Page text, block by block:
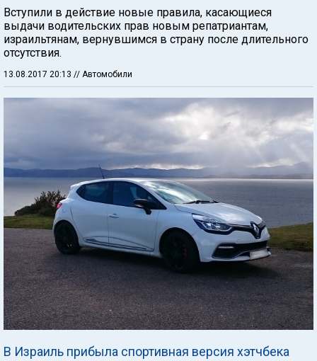
Вступили в действие новые правила, касающиеся
выдачи водительских прав новым репатриантам,
израильтянам, вернувшимся в страну после длительного
отсутствия.
13.08.2017 20:13 // Автомобили
В Израиль прибыла спортивная версия хэтчбека